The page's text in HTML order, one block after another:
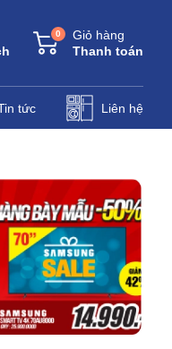
Giỏ hàng
Thanh toán
0
tức Liên hệ